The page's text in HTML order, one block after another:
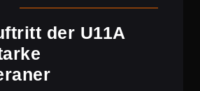
der U11A